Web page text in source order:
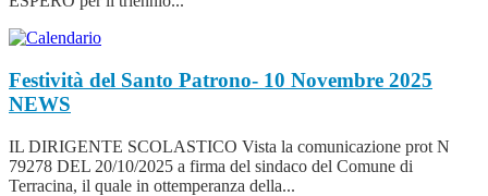
Festività del Santo Patrono- 10 Novembre 2025
NEWS
IL DIRIGENTE SCOLASTICO Vista la comunicazione prot N
79278 DEL 20/10/2025 a firma del sindaco del Comune di
Terracina, il quale in ottemperanza della...